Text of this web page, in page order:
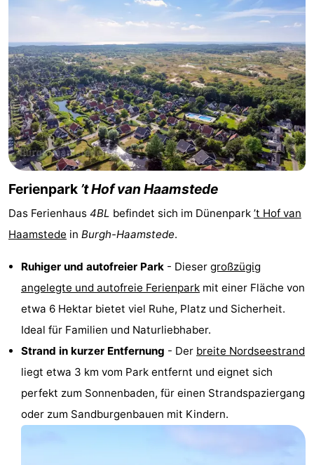
Greve
Port
Zélande
-
Resort
Haamstede
-
Résidence
't
Hof
van
-
Schouwen
-
Schouwse
Valleien
-
Soeten
-
Zeeland
Village
Zeeuwse
Hof
Hotels
Zimmer
Ferienpark ’t Hof van Haamstede
Das Ferienhaus 4BL befindet sich im Dünenpark ’t Hof van
Haamstede in Burgh-Haamstede.
Ruhiger und autofreier Park - Dieser großzügig
angelegte und autofreie Ferienpark mit einer Fläche von
etwa 6 Hektar bietet viel Ruhe, Platz und Sicherheit.
Ideal für Familien und Naturliebhaber.
Strand in kurzer Entfernung - Der breite Nordseestrand
liegt etwa 3 km vom Park entfernt und eignet sich
perfekt zum Sonnenbaden, für einen Strandspaziergang
oder zum Sandburgenbauen mit Kindern.